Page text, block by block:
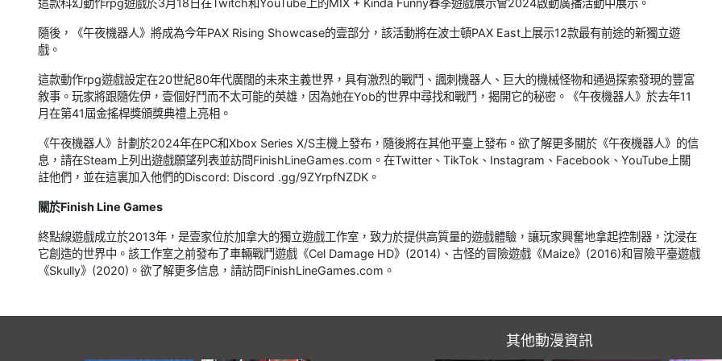
這款科幻動作rpg遊戲於3月18日在Twitch和YouTube上的MIX + Kinda Funny春季遊戲展示會2024啟動廣播活動中展示。
隨後，《午夜機器人》將成為今年PAX Rising Showcase的壹部分，該活動將在波士頓PAX East上展示12款最有前途的新獨立遊
戲。
這款動作rpg遊戲設定在20世紀80年代廣闊的未來主義世界，具有激烈的戰鬥、諷刺機器人、巨大的機械怪物和通過探索發現的豐富
敘事。玩家將跟隨佐伊，壹個好鬥而不太可能的英雄，因為她在Yob的世界中尋找和戰鬥，揭開它的秘密。《午夜機器人》於去年11
月在第41屆金搖桿獎頒獎典禮上亮相。
《午夜機器人》計劃於2024年在PC和Xbox Series X/S主機上發布，隨後將在其他平臺上發布。欲了解更多關於《午夜機器人》的信
息，請在Steam上列出遊戲願望列表並訪問FinishLineGames.com。在Twitter、TikTok、Instagram、Facebook、YouTube上關
註他們，並在這裏加入他們的Discord: Discord .gg/9ZYrpfNZDK。
關於Finish Line Games
終點線遊戲成立於2013年，是壹家位於加拿大的獨立遊戲工作室，致力於提供高質量的遊戲體驗，讓玩家興奮地拿起控制器，沈浸在
它創造的世界中。該工作室之前發布了車輛戰鬥遊戲《Cel Damage HD》(2014)、古怪的冒險遊戲《Maize》(2016)和冒險平臺遊戲
《Skully》(2020)。欲了解更多信息，請訪問FinishLineGames.com。
其他動漫資訊